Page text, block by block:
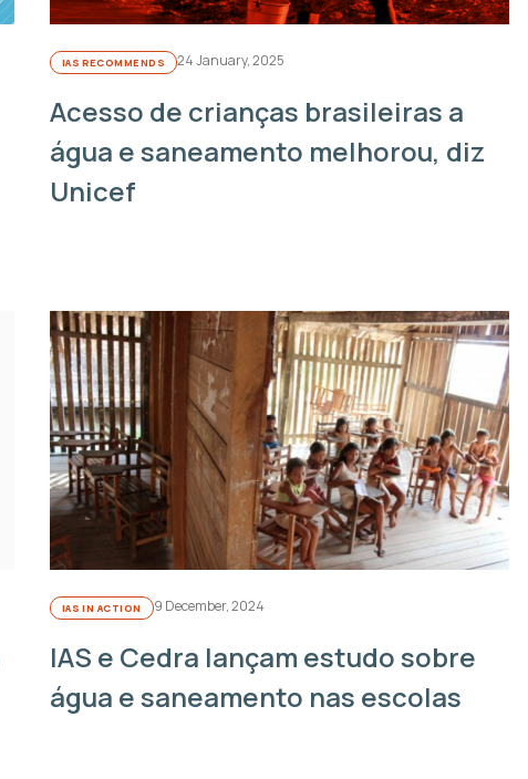
IAS RECOMMENDS 24 January, 2025
Acesso de crianças brasileiras a
água e saneamento melhorou, diz
Unicef
IAS IN ACTION 9 December, 2024
IAS e Cedra lançam estudo sobre
água e saneamento nas escolas